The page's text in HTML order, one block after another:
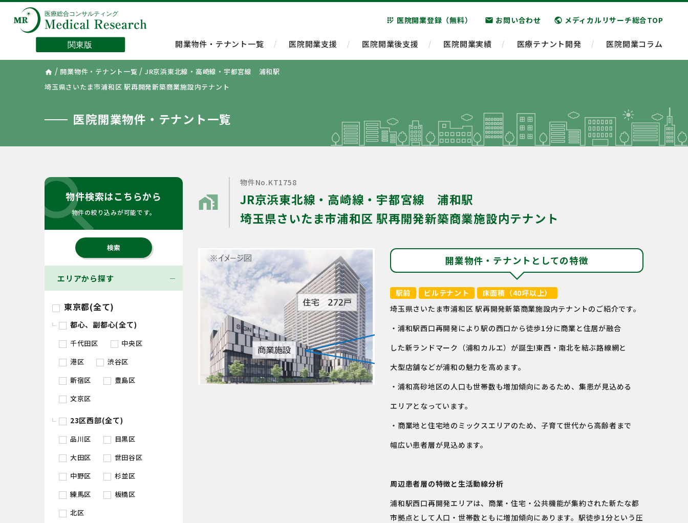
app_registration 医院開業登録（無料） email お問い合わせ public メディカルリサーチ総合TOP
開業物件・テナント一覧 医院開業支援 医院開業後支援 医院開業実績 医療テナント開発 医院開業コラム
home / 開業物件・テナント一覧 / JR京浜東北線・高崎線・宇都宮線 浦和駅
埼玉県さいたま市浦和区 駅再開発新築商業施設内テナント
医院開業物件・テナント一覧
物件検索はこちらから
物件の絞り込みが可能です。
search
エリアから探す
東京都(全て)
都心、副都心(全て)
千代田区
中央区
港区
渋谷区
新宿区
豊島区
文京区
23区西部(全て)
品川区
目黒区
大田区
世田谷区
中野区
杉並区
練馬区
板橋区
北区
home_work
物件No.KT1758
JR京浜東北線・高崎線・宇都宮線 浦和駅
埼玉県さいたま市浦和区 駅再開発新築商業施設内テナント
開業物件・テナントとしての特徴
駅前 ビルテナント
床面積（40坪以上）
埼玉県さいたま市浦和区 駅再開発新築商業施設内テナントのご紹介です。
・浦和駅西口再開発により駅の西口から徒歩1分に商業と住居が融合
した新ランドマーク（浦和カルエ）が誕生!東西・南北を結ぶ路線網と
大型店舗などが浦和の魅力を高めます。
・浦和高砂地区の人口も世帯数も増加傾向にあるため、集患が見込める
エリアとなっています。
・商業地と住宅地のミックスエリアのため、子育て世代から高齢者まで
幅広い患者層が見込めます。
周辺患者層の特徴と生活動線分析
浦和駅西口再開発エリアは、商業・住宅・公共機能が集約された新たな都
市拠点として人口・世帯数ともに増加傾向にあります。駅徒歩1分という圧